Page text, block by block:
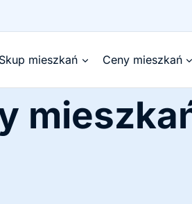
Skup mieszkań Ceny mieszkań